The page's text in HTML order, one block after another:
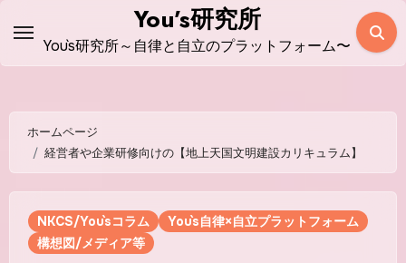
テ
ツ
キ
You’s研究所
You`s研究所～自律と自立のプラットフォーム〜
ホームページ
経営者や企業研修向けの【地上天国文明建設カリキュラム】
NKCS/You`sコラム
You`s自律×自立プラットフォーム
構想図/メディア等